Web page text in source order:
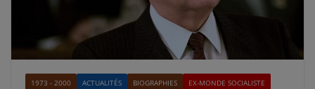
1973 - 2000 ACTUALITÉS BIOGRAPHIES
EX-MONDE SOCIALISTE